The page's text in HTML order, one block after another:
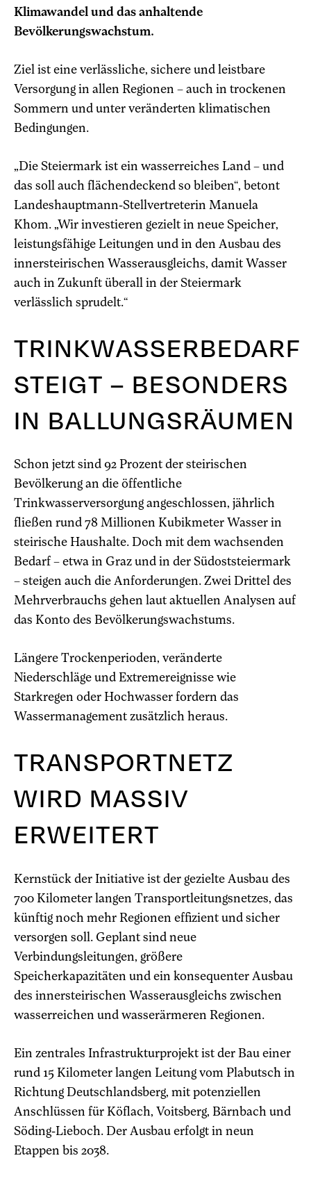
Klimawandel und das anhaltende
Bevölkerungswachstum.
Ziel ist eine verlässliche, sichere und leistbare
Versorgung in allen Regionen – auch in trockenen
Sommern und unter veränderten klimatischen
Bedingungen.
„Die Steiermark ist ein wasserreiches Land – und
das soll auch flächendeckend so bleiben“, betont
Landeshauptmann-Stellvertreterin Manuela
Khom. „Wir investieren gezielt in neue Speicher,
leistungsfähige Leitungen und in den Ausbau des
innersteirischen Wasserausgleichs, damit Wasser
auch in Zukunft überall in der Steiermark
verlässlich sprudelt.“
TRINKWASSERBEDARF
STEIGT – BESONDERS
IN BALLUNGSRÄUMEN
Schon jetzt sind 92 Prozent der steirischen
Bevölkerung an die öffentliche
Trinkwasserversorgung angeschlossen, jährlich
fließen rund 78 Millionen Kubikmeter Wasser in
steirische Haushalte. Doch mit dem wachsenden
Bedarf – etwa in Graz und in der Südoststeiermark
– steigen auch die Anforderungen. Zwei Drittel des
Mehrverbrauchs gehen laut aktuellen Analysen auf
das Konto des Bevölkerungswachstums.
Längere Trockenperioden, veränderte
Niederschläge und Extremereignisse wie
Starkregen oder Hochwasser fordern das
Wassermanagement zusätzlich heraus.
TRANSPORTNETZ
WIRD MASSIV
ERWEITERT
Kernstück der Initiative ist der gezielte Ausbau des
700 Kilometer langen Transportleitungsnetzes, das
künftig noch mehr Regionen effizient und sicher
versorgen soll. Geplant sind neue
Verbindungsleitungen, größere
Speicherkapazitäten und ein konsequenter Ausbau
des innersteirischen Wasserausgleichs zwischen
wasserreichen und wasserärmeren Regionen.
Ein zentrales Infrastrukturprojekt ist der Bau einer
rund 15 Kilometer langen Leitung vom Plabutsch in
Richtung Deutschlandsberg, mit potenziellen
Anschlüssen für Köflach, Voitsberg, Bärnbach und
Söding-Lieboch. Der Ausbau erfolgt in neun
Etappen bis 2038.